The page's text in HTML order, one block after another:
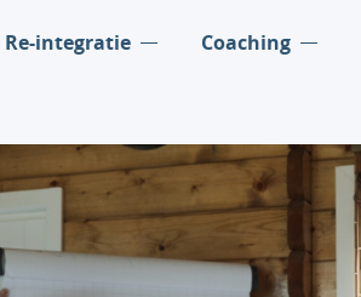
Re-integratie Coaching